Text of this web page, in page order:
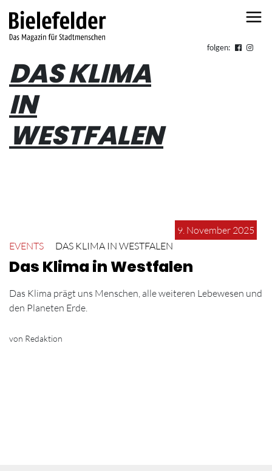
folgen:
DAS KLIMA
IN
WESTFALEN
9. November 2025
EVENTS
DAS KLIMA IN WESTFALEN
Das Klima in Westfalen
Das Klima prägt uns Menschen, alle weiteren Lebewesen und
den Planeten Erde.
von Redaktion